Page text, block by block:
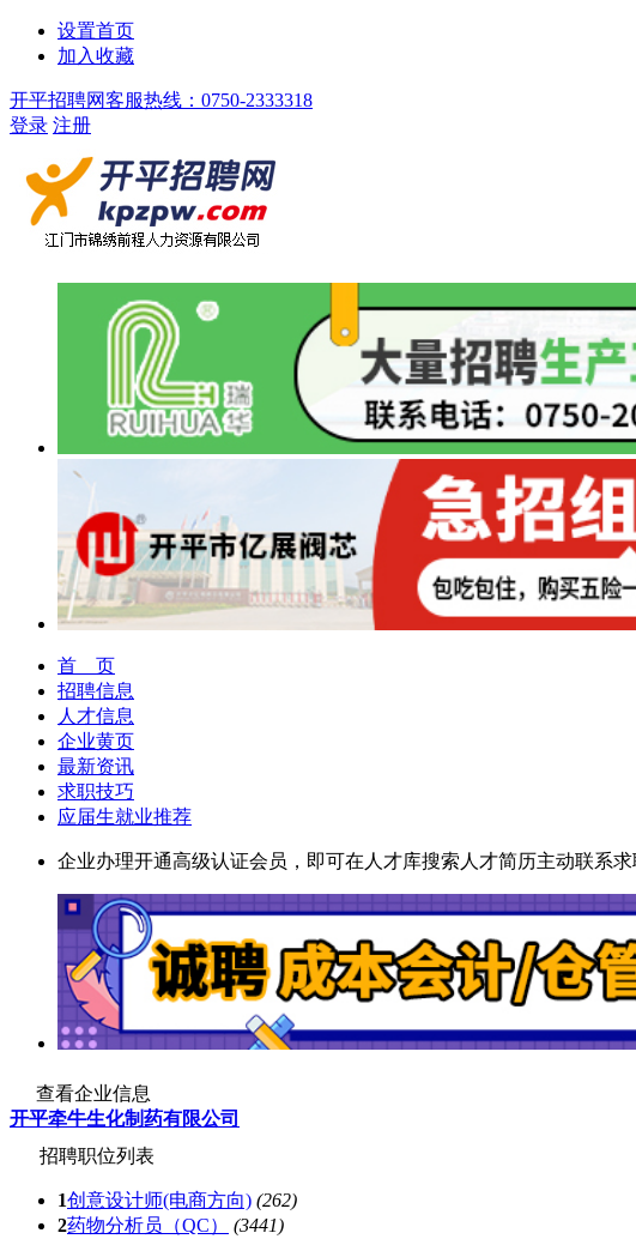
设置首页
加入收藏
开平招聘网客服热线：0750-2333318
登录 注册
首 页
招聘信息
人才信息
企业黄页
最新资讯
求职技巧
应届生就业推荐
企业办理开通高级认证会员，即可在人才库搜索人才简历主动联系
查看企业信息
开平牵牛生化制药有限公司
招聘职位列表
1创意设计师(电商方向) (262)
2药物分析员（QC）
(3441)